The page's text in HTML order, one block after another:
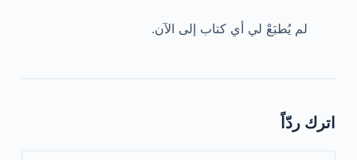
لم يُطبَعْ لي أي كتاب إلى الآن.
اترك ردّاً